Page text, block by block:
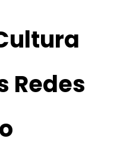
Redes